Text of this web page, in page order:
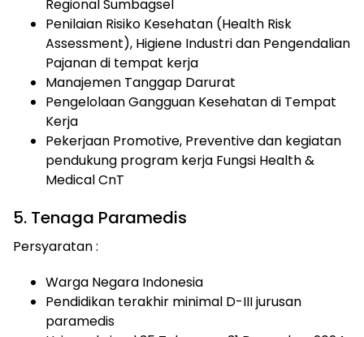
Regional Sumbagsel
Penilaian Risiko Kesehatan (Health Risk
Assessment), Higiene Industri dan Pengendalian
Pajanan di tempat kerja
Manajemen Tanggap Darurat
Pengelolaan Gangguan Kesehatan di Tempat
Kerja
Pekerjaan Promotive, Preventive dan kegiatan
pendukung program kerja Fungsi Health &
Medical CnT
5. Tenaga Paramedis
Persyaratan :
Warga Negara Indonesia
Pendidikan terakhir minimal D-III jurusan
paramedis